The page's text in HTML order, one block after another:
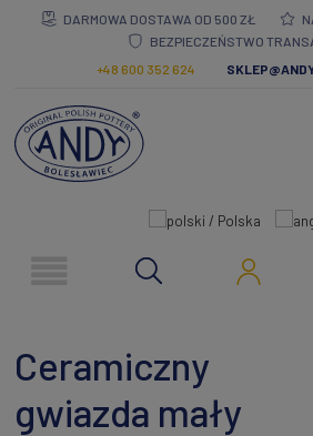
DARMOWA DOSTAWA OD 500 ZŁ
BEZPIECZEŃSTWO
+48 600 352 624
Ceramiczny
gwiazda mały